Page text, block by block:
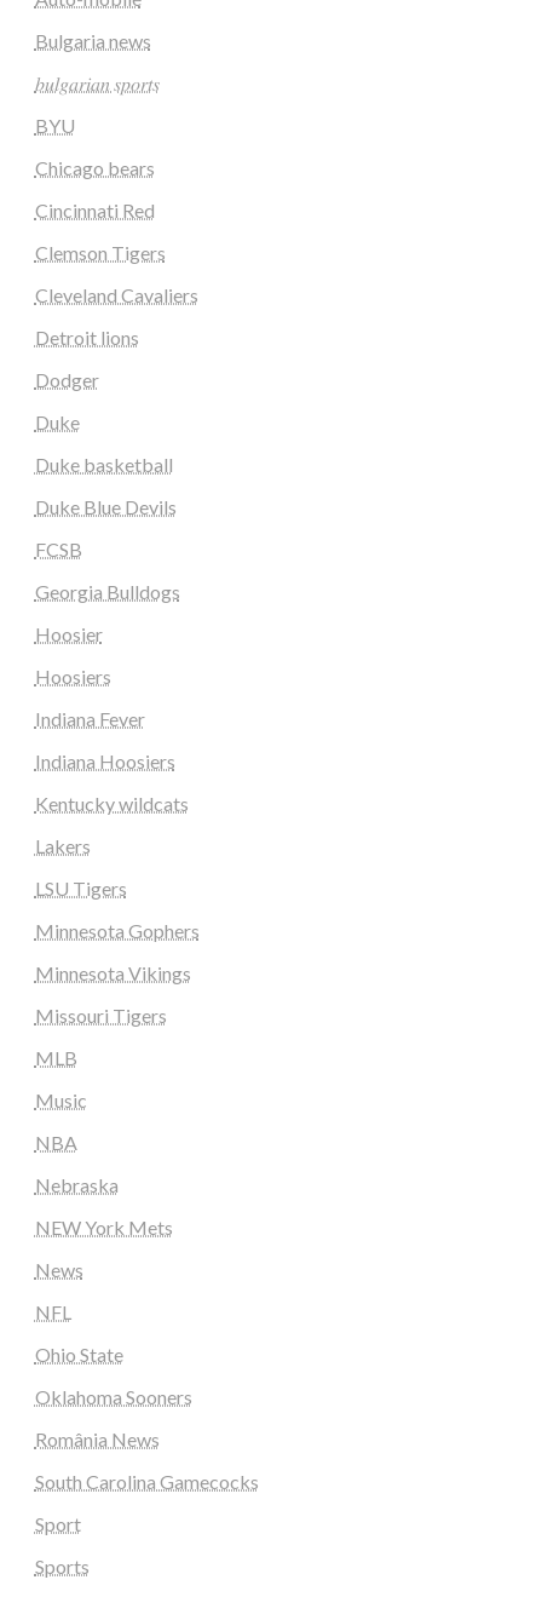
Bulgaria news
𝑏𝑢𝑙𝑔𝑎𝑟𝑖𝑎𝑛 𝑠𝑝𝑜𝑟𝑡𝑠
BYU
Chicago bears
Cincinnati Red
Clemson Tigers
Cleveland Cavaliers
Detroit lions
Dodger
Duke
Duke basketball
Duke Blue Devils
FCSB
Georgia Bulldogs
Hoosier
Hoosiers
Indiana Fever
Indiana Hoosiers
Kentucky wildcats
Lakers
LSU Tigers
Minnesota Gophers
Minnesota Vikings
Missouri Tigers
MLB
Music
NBA
Nebraska
NEW York Mets
News
NFL
Ohio State
Oklahoma Sooners
România News
South Carolina Gamecocks
Sport
Sports